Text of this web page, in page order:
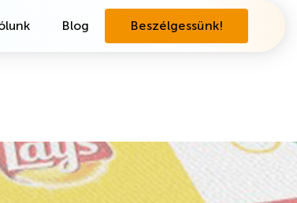
Blog Beszélgessünk!